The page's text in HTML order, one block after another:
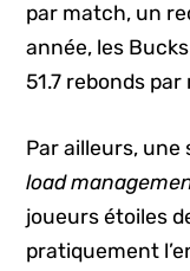
par match, un
année, les
51.7 rebonds
Par ailleurs,
load
joueurs étoiles
pratiquement